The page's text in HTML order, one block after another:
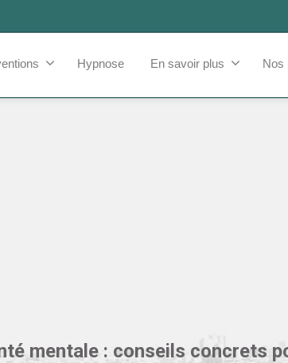
Hypnose En savoir plus Nos
mentale : conseils concrets